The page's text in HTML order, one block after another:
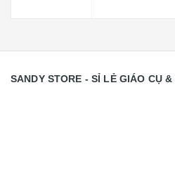
SANDY STORE - SỈ LẺ GIÁO CỤ